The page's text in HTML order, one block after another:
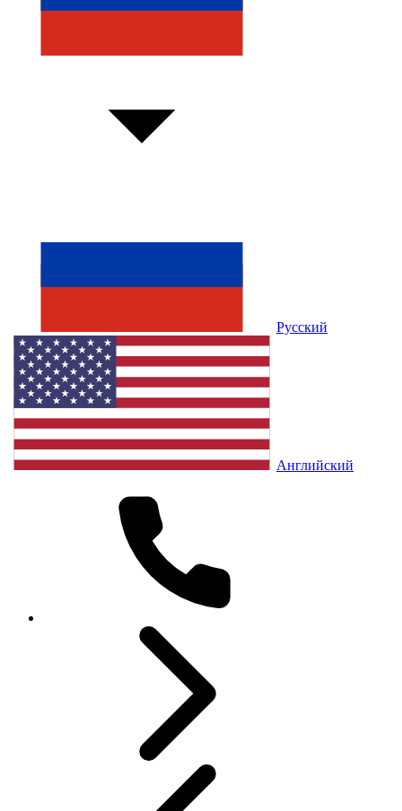
Русский
Английский